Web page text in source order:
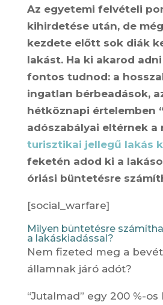
Az egyetemi felvételi
kihirdetése után, de
kezdete előtt sok diák
lakást. Ha ki akarod
fontos tudnod: a
ingatlan bérbeadások,
hétköznapi értelemben
adószabályai eltérnek a
turisztikai jellegű lakás
feketén adod ki a
óriási büntetésre
[social_warfare]
Milyen büntetésre
a lakáskiadással?
Nem fizeted meg a
államnak járó adót?
“Jutalmad” egy 200 %-